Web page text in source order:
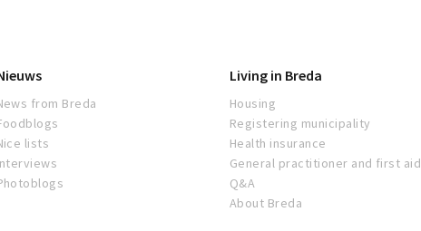
from Breda
lists
Living in Breda
Housing
Registering municipality
Health insurance
General practitioner and first aid
Q&A
About Breda